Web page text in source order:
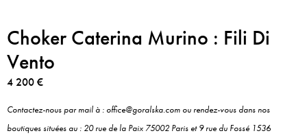
Choker Caterina Murino : Fili Di
Vento
4 200€
Contactez-nous par mail à : office@goralska.com ou rendez-vous dans nos
boutiques situées au : 20 rue de la Paix 75002 Paris et 9 rue du Fossé 1536